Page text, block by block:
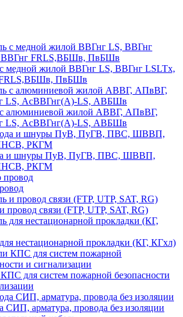
медной жилой ВВГнг LS, ВВГнг LSLTx,
ПвБШв
с алюминиевой жилой АВВГ, АПвВГ,
LS, АсВВГнг(А)-LS, АВБШв
и шнуры ПуВ, ПуГВ, ПВС, ШВВП,
РКГМ
провод связи (FTP, UTP, SAT, RG)
нестационарной прокладки (КГ, КГхл)
для систем пожарной безопасности
СИП, арматура, провода без изоляции